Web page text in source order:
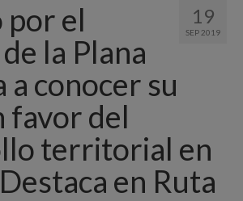
19
SEP 2019
por el
la Plana
a conocer su
favor del
territorial en
en Ruta